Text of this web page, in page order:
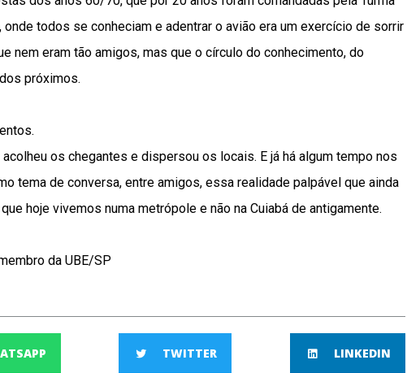
onde todos se conheciam e adentrar o avião era um exercício de sorrir
nem eram tão amigos, mas que o círculo do conhecimento, do
próximos.
os chegantes e dispersou os locais. E já há algum tempo nos
tema de conversa, entre amigos, essa realidade palpável que ainda
hoje vivemos numa metrópole e não na Cuiabá de antigamente.
da UBE/SP
TWITTER LINKEDIN